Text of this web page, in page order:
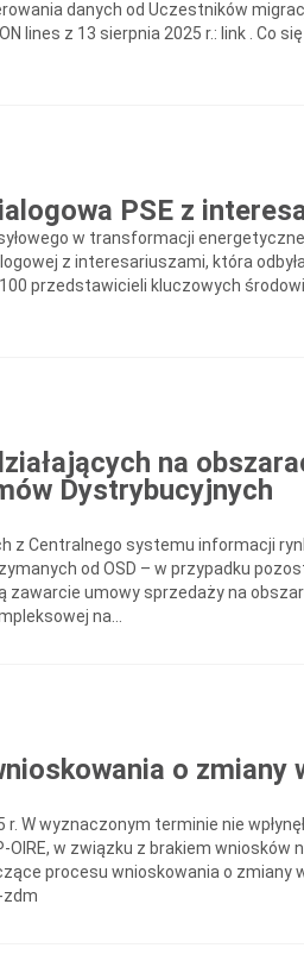
danych od Uczestników
z 13 sierpnia 2025 r.: link . Co się
PSE z
w transformacji
z interesariuszami, która
przedstawicieli kluczowych
na
Dystrybucyjnych
Centralnego systemu informacji
od OSD – w przypadku
umowy sprzedaży na
na...
o zmiany
W wyznaczonym terminie nie
w związku z brakiem wniosków
procesu wnioskowania o zmiany